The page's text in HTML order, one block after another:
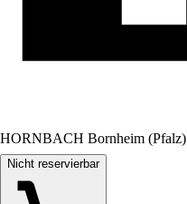
HORNBACH Bornheim (Pfalz)
Nicht reservierbar